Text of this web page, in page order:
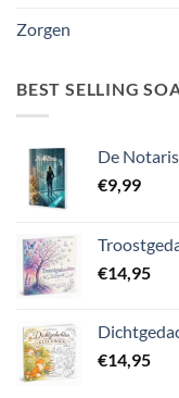
Zorgen
BEST SELLING
De
€9,99
€14,95
€14,95